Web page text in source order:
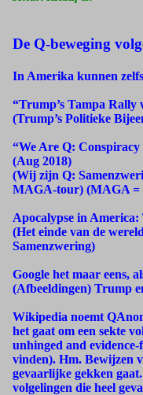
De Q-beweging
In Amerika kunnen
“Trump’s Tampa Rally
(Trump’s Politieke
“We Are Q:
(Aug 2018)
(Wij zijn Q:
MAGA-tour) (MAGA =
Apocalypse in
(Het einde van de
Samenzwering)
Google het maar eens,
(Afbeeldingen) Trump
Wikipedia noemt
het gaat om een sekte
unhinged and
vinden). Hm. Bewijzen
gevaarlijke gekken
volgelingen die heel